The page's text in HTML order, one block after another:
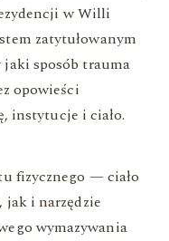
w Willi
zatytułowanym
sposób trauma
opowieści
instytucje i ciało.
fizycznego — ciało
jak i narzędzie
wymazywania